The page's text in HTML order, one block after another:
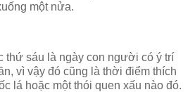
một nửa.
thứ sáu là ngày con người có ý trí
vì vậy đó cũng là thời điểm thích
lá hoặc một thói quen xấu nào đó.